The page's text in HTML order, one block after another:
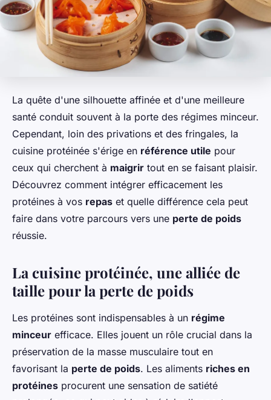
La quête d'une silhouette affinée et d'une meilleure
santé conduit souvent à la porte des régimes minceur.
Cependant, loin des privations et des fringales, la
cuisine protéinée s'érige en référence utile pour
ceux qui cherchent à maigrir tout en se faisant plaisir.
Découvrez comment intégrer efficacement les
protéines à vos repas et quelle différence cela peut
faire dans votre parcours vers une perte de poids
réussie.
La cuisine protéinée, une alliée de
taille pour la perte de poids
Les protéines sont indispensables à un régime
minceur efficace. Elles jouent un rôle crucial dans la
préservation de la masse musculaire tout en
favorisant la perte de poids. Les aliments riches en
protéines procurent une sensation de satiété